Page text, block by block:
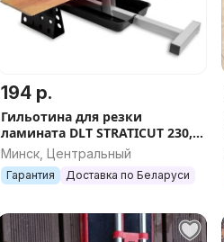
194 р.
Гильотина для резки
ламината DLT STRATICUT 230,
арт.0920
Минск, Центральный
Гарантия Доставка по Беларуси